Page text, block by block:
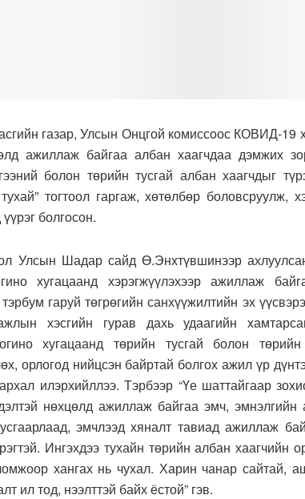
газар, Улсын Онцгой комиссоос КОВИД-19
ажиллаж байгаа албан хаагчдаа дэмжих
болон төрийн тусгай албан хаагчдыг
тогтоол гаргаж, хөтөлбөр боловсруулж,
болгосон.
Улсын Шадар сайд Ө.Энхтүвшинээр
хугацаанд хэрэгжүүлэхээр ажиллаж
гаруй төгрөгийн санхүүжилтийн эх
хэсгийн гурав дахь удаагийн
хугацаанд төрийн тусгай болон
орлогод нийцсэн байртай болгох ажил үр
илэрхийллээ. Тэрбээр “Үе шаттайгаар
нөхцөлд ажиллаж байгаа эмч, эмнэлгийн
эмчлээд хяналт тавиад ажиллаж
Ингэхдээ тухайн төрийн албан хаагчийн
хангах нь чухал. Харин чанар сайтай,
ил тод, нээлттэй байх ёстой” гэв.